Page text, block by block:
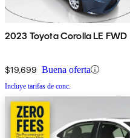
2023 Toyota Corolla LE FWD
$19,699 Buena oferta
Incluye tarifas de conc.